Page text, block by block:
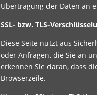
Übertragung der Daten an
SSL- bzw. TLS-
Diese Seite nutzt aus
oder Anfragen, die Sie an
erkennen Sie daran, dass
Browserzeile.